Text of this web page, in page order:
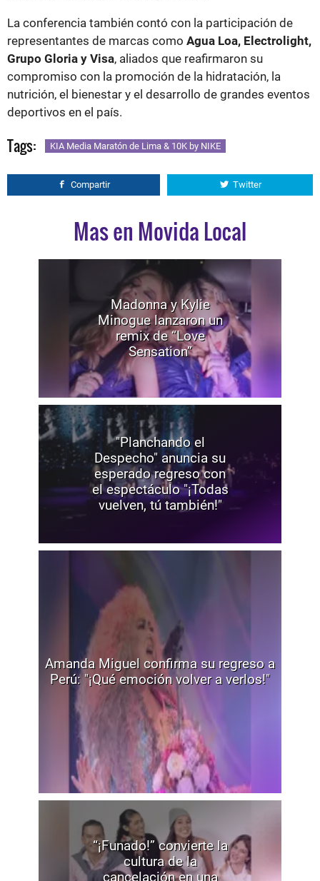
La conferencia también contó con la participación de
representantes de marcas como Agua Loa, Electrolight,
Grupo Gloria y Visa, aliados que reafirmaron su
compromiso con la promoción de la hidratación, la
nutrición, el bienestar y el desarrollo de grandes eventos
deportivos en el país.
Tags: KIA Media Maratón de Lima & 10K by NIKE
Compartir Twitter
Mas en Movida Local
Madonna y Kylie
Minogue lanzaron un
remix de “Love
Sensation”
"Planchando el
Despecho" anuncia su
esperado regreso con
el espectáculo "¡Todas
vuelven, tú también!"
Amanda Miguel confirma su regreso a
Perú: "¡Qué emoción volver a verlos!"
“¡Funado!” convierte la
cultura de la
cancelación en una